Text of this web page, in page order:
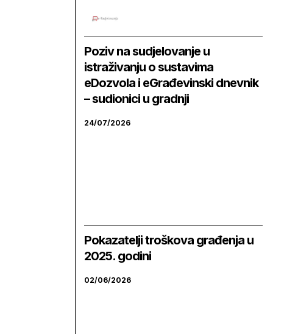
Poziv na sudjelovanje u
istraživanju o sustavima
eDozvola i eGrađevinski dnevnik
– sudionici u gradnji
24/07/2026
Pokazatelji troškova građenja u
2025. godini
02/06/2026